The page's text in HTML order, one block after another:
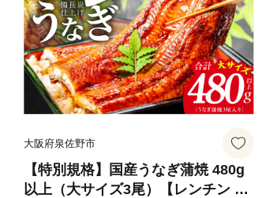
大阪府泉佐野市
【特別規格】国産うなぎ蒲焼 480g
以上（大サイズ3尾）【レンチン 湯